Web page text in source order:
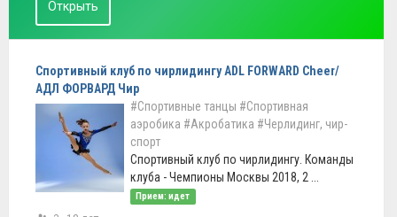
Открыть
Спортивный клуб по чирлидингу ADL FORWARD Cheer/
АДЛ ФОРВАРД Чир
#Спортивные танцы #Спортивная
аэробика #Акробатика #Черлидинг, чир-
спорт
Спортивный клуб по чирлидингу. Команды
клуба - Чемпионы Москвы 2018, 2 ...
Прием: идет